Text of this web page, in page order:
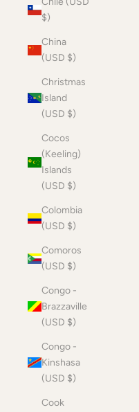
$)
China
(USD $)
Christmas
Island
(USD $)
Cocos
(Keeling)
Islands
(USD $)
Colombia
(USD $)
Comoros
(USD $)
Congo -
Brazzaville
(USD $)
Congo -
Kinshasa
(USD $)
Cook